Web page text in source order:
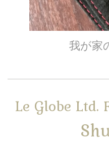
我が家
Le Globe